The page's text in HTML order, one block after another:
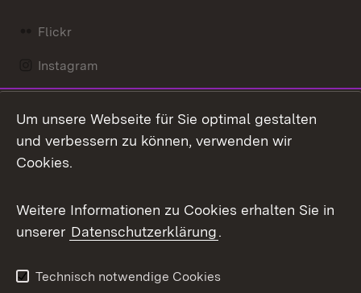
Flickr
Instagram
Mastodon
Messenger
Social Wall
X / Twitter
Youtube
Um unsere Webseite für Sie optimal gestalten
und verbessern zu können, verwenden wir
Cookies.
Weitere Informationen zu Cookies erhalten Sie in
unserer Datenschutzerklärung.
Technisch notwendige Cookies